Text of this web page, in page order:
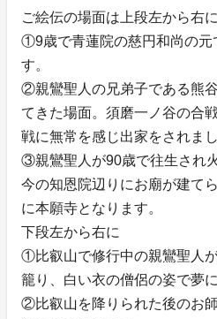
ご絵伝の場面は上段左から右に
①9歳で青蓮院の慈円和尚の元
す。
②親鸞聖人の兄弟子である熊
てきた場面。須磨一ノ谷の合
戦に無常を感じ出家をされまし
③親鸞聖人が90歳で往生され
今の知恩院辺りにお廟が建て
に本願寺となります。
下段左から右に
①比叡山で修行中の親鸞聖人
籠り、白い衣の僧侶の姿で夢
②比叡山を降りられた後のお